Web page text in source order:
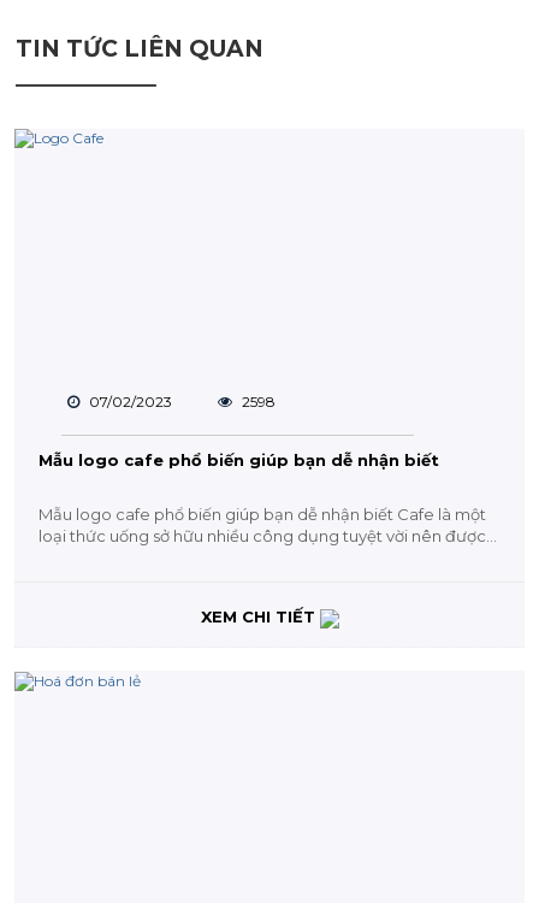
TIN TỨC LIÊN QUAN
07/02/2023 2598
Mẫu logo cafe phổ biến giúp bạn dễ nhận biết
Mẫu logo cafe phổ biến giúp bạn dễ nhận biết Cafe là một
loại thức uống sở hữu nhiều công dụng tuyệt vời nên được...
XEM CHI TIẾT